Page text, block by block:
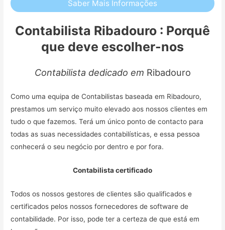
Saber Mais Informações
Contabilista Ribadouro : Porquê
que deve escolher-nos
Contabilista dedicado em Ribadouro
Como uma equipa de Contabilistas baseada em Ribadouro,
prestamos um serviço muito elevado aos nossos clientes em
tudo o que fazemos. Terá um único ponto de contacto para
todas as suas necessidades contabilísticas, e essa pessoa
conhecerá o seu negócio por dentro e por fora.
Contabilista certificado
Todos os nossos gestores de clientes são qualificados e
certificados pelos nossos fornecedores de software de
contabilidade. Por isso, pode ter a certeza de que está em